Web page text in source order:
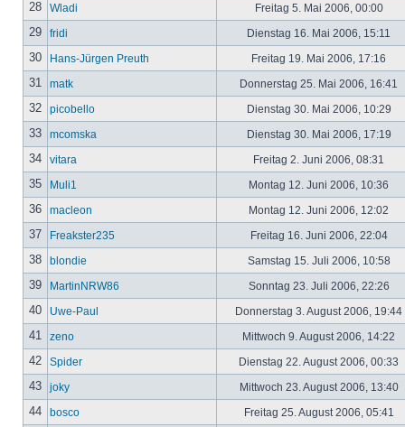
28 Wladi Freitag 5. Mai 2006, 00:00
29 fridi Dienstag 16. Mai 2006, 15:11
30 Hans-Jürgen Preuth Freitag 19. Mai 2006, 17:16
31 matk Donnerstag 25. Mai 2006, 16:41
32 picobello Dienstag 30. Mai 2006, 10:29
33 mcomska Dienstag 30. Mai 2006, 17:19
34 vitara Freitag 2. Juni 2006, 08:31
35 Muli1 Montag 12. Juni 2006, 10:36
36 macleon Montag 12. Juni 2006, 12:02
37 Freakster235 Freitag 16. Juni 2006, 22:04
38 blondie Samstag 15. Juli 2006, 10:58
39 MartinNRW86 Sonntag 23. Juli 2006, 22:26
40 Uwe-Paul Donnerstag 3. August 2006, 19:44
41 zeno Mittwoch 9. August 2006, 14:22
42 Spider Dienstag 22. August 2006, 00:33
43 joky Mittwoch 23. August 2006, 13:40
44 bosco Freitag 25. August 2006, 05:41